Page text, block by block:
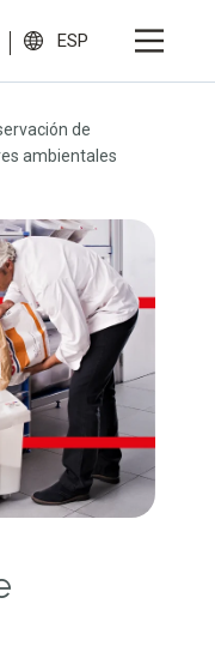
ESP
de
ambientales